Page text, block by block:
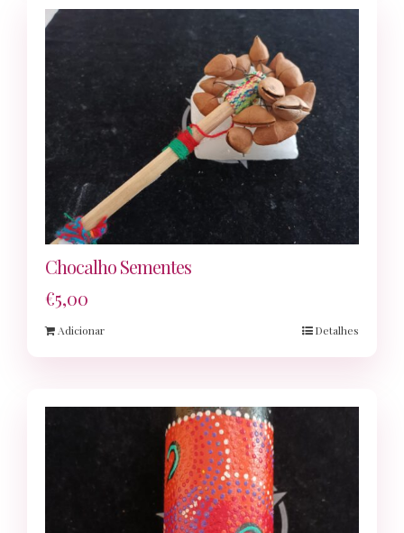
Chocalho Sementes
€5,00
Adicionar Detalhes